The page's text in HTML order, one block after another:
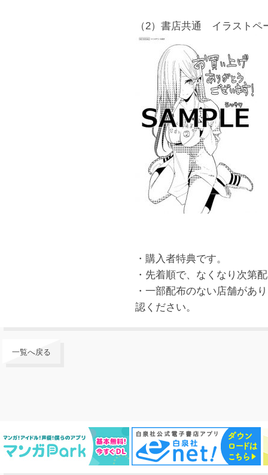
（2）書店共通 イラストペ
・購入者特典です。
・先着順で、なくなり次第
・一部配布のない店舗があ
認ください。
一覧へ戻る